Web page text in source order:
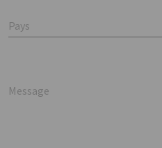
Pays
Message